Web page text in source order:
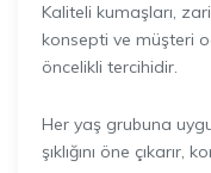
Kaliteli kumaşları,
konsepti ve müşteri
öncelikli tercihidir.
Her yaş grubuna
şıklığını öne